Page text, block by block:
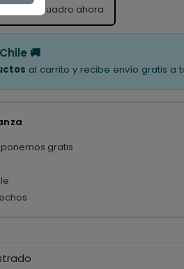
este cuadro ahora
🚚
al carrito y recibe envío gratis a
gratis